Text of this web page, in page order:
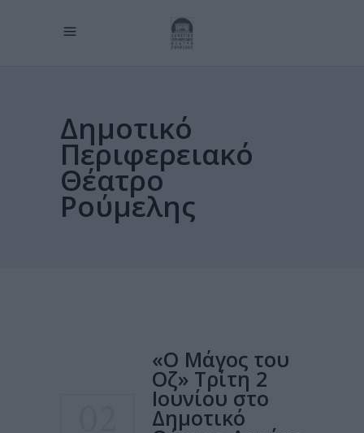
Δημοτικό
Περιφερειακό
Θέατρο
Ρούμελης
«Ο Μάγος του
Οζ» Τρίτη 2
Ιουνίου στο
Δημοτικό